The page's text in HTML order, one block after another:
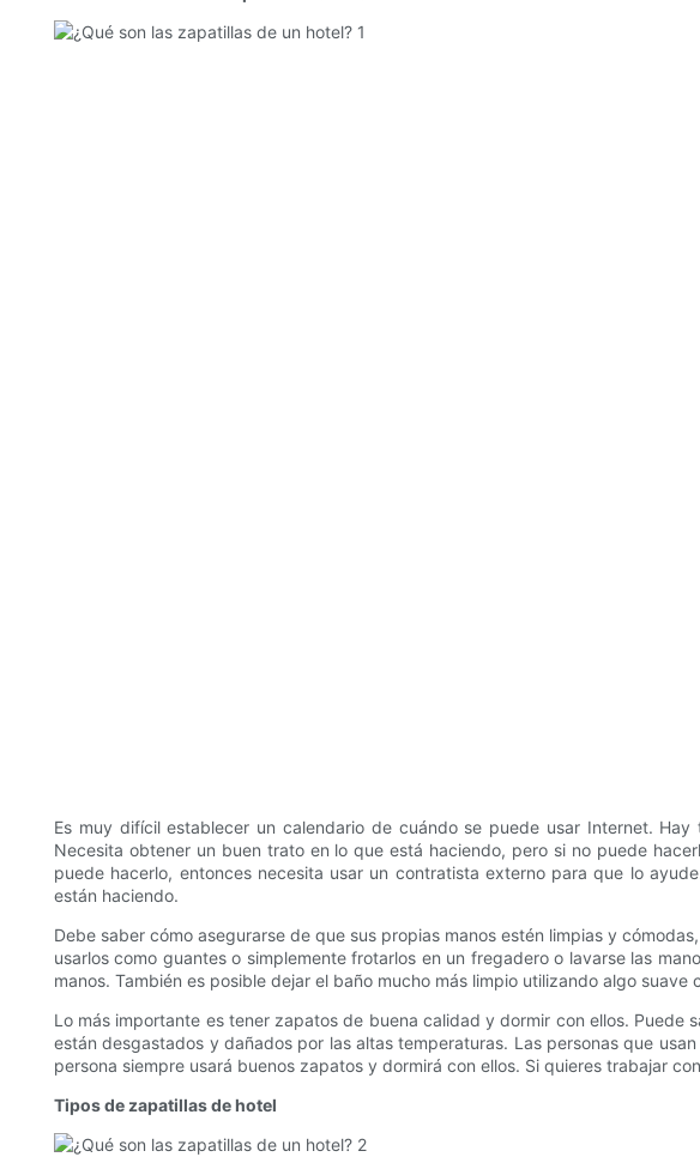
Es muy difícil establecer un calendario de cuándo se puede usar Internet.
Necesita obtener un buen trato en lo que está haciendo, pero si no puede
puede hacerlo, entonces necesita usar un contratista externo para que lo
están haciendo.
Debe saber cómo asegurarse de que sus propias manos estén limpias y
usarlos como guantes o simplemente frotarlos en un fregadero o lavarse las
manos. También es posible dejar el baño mucho más limpio utilizando algo suave
Lo más importante es tener zapatos de buena calidad y dormir con ellos.
están desgastados y dañados por las altas temperaturas. Las personas que
persona siempre usará buenos zapatos y dormirá con ellos. Si quieres trabajar
Tipos de zapatillas de hotel